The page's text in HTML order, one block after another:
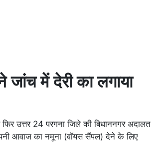
में देरी का लगाया
उत्तर 24 परगना जिले की बिधाननगर अदालत
आवाज का नमूना (वॉयस सैंपल) देने के लिए